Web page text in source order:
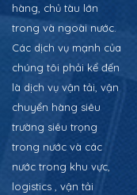
hàng, chủ tàu lớn
trong và ngoài nước.
Các dịch vụ mạnh của
chúng tôi phải kể đến
là dịch vụ vận tải, vận
chuyển hàng siêu
trường siêu trọng
trong nước và các
nước trong khu vực,
logistics , vận tải